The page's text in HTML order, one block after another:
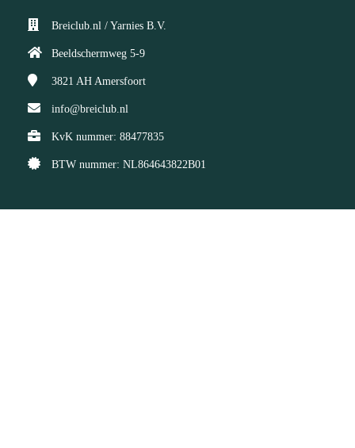
Breiclub.nl / Yarnies B.V.
Beeldschermweg 5-9
3821 AH Amersfoort
info@breiclub.nl
KvK nummer: 88477835
BTW nummer: NL864643822B01